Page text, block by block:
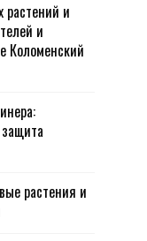
растений и
и
Коломенский
растения и